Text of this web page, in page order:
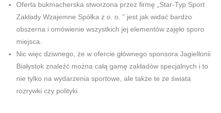
Oferta bukmacherska stworzona przez firmę „Star-Typ Sport
Zakłady Wzajemne Spółka z o. o. ” jest jak widać bardzo
obszerna i omówienie wszystkich jej elementów zajęło sporo
miejsca.
Nic więc dziwnego, że w ofercie głównego sponsora Jagiellonii
Białystok znaleźć można całą gamę zakładów specjalnych i to
nie tylko na wydarzenia sportowe, ale także te ze świata
rozrywki czy polityki.